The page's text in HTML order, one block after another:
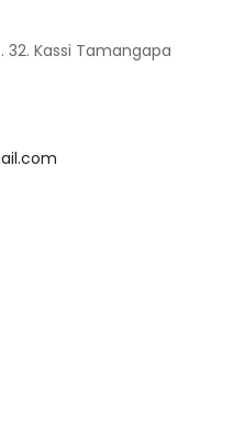
32. Kassi Tamangapa